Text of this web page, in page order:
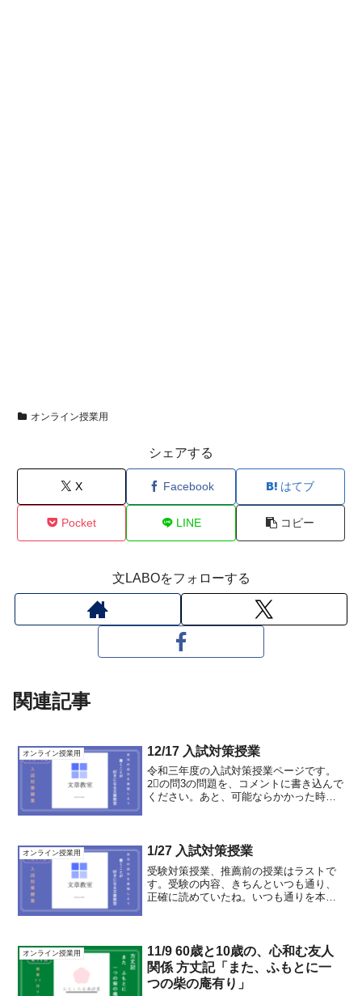
オンライン授業用
シェアする
X Facebook はてブ
Pocket LINE コピー
文LABOをフォローする
関連記事
オンライン授業用 12/17 入試対策授業
令和三年度の入試対策授業ページです。
2⃣の問3の問題を、コメントに書き込んで
ください。あと、可能ならかかった時間
オンライン授業用 1/27 入試対策授業
受験対策授業、推薦前の授業はラストで
す。受験の内容、きちんといつも通り、
正確に読めていたね。いつも通りを本番
な感覚がありますか?同じ...
オンライン授業用
11/9 60歳と10歳の、心和む友人
関係 方丈記「また、ふもとに一
つの柴の庵有り」